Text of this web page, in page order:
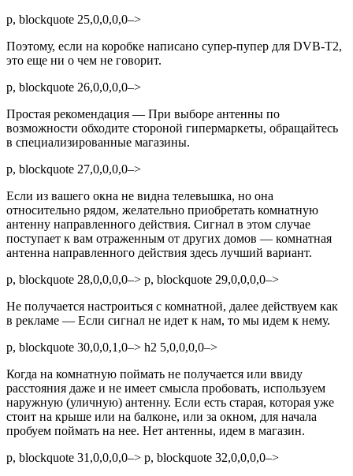
p, blockquote 25,0,0,0,0–>
Поэтому, если на коробке написано супер-пупер для DVB-T2,
это еще ни о чем не говорит.
p, blockquote 26,0,0,0,0–>
Простая рекомендация — При выборе антенны по
возможности обходите стороной гипермаркеты, обращайтесь
в специализированные магазины.
p, blockquote 27,0,0,0,0–>
Если из вашего окна не видна телевышка, но она
относительно рядом, желательно приобретать комнатную
антенну направленного действия. Сигнал в этом случае
поступает к вам отраженным от других домов — комнатная
антенна направленного действия здесь лучший вариант.
p, blockquote 28,0,0,0,0–> p, blockquote 29,0,0,0,0–>
Не получается настроиться с комнатной, далее действуем как
в рекламе — Если сигнал не идет к нам, то мы идем к нему.
p, blockquote 30,0,0,1,0–> h2 5,0,0,0,0–>
Когда на комнатную поймать не получается или ввиду
расстояния даже и не имеет смысла пробовать, используем
наружную (уличную) антенну. Если есть старая, которая уже
стоит на крыше или на балконе, или за окном, для начала
пробуем поймать на нее. Нет антенны, идем в магазин.
p, blockquote 31,0,0,0,0–> p, blockquote 32,0,0,0,0–>